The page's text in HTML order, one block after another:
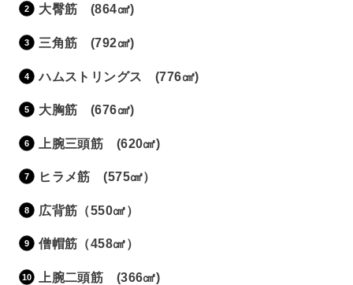
大臀筋 (864㎤)
三角筋 (792㎤)
ハムストリングス (776㎤)
大胸筋 (676㎤)
上腕三頭筋 (620㎤)
ヒラメ筋(575㎤）
広背筋（550㎤）
僧帽筋（458㎤）
上腕二頭筋 (366㎤)